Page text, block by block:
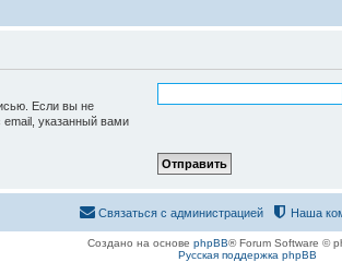
Если вы не
email, указанный вами
Наша
Связаться с администрацией
Создано на основе phpBB® Forum Software ©
Русская поддержка phpBB